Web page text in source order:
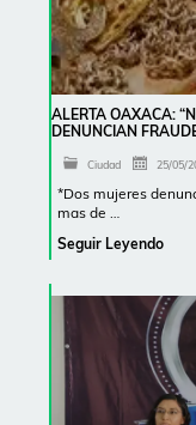
ALERTA OAXACA:
DENUNCIAN
Ciudad 25/05/
*Dos mujeres
mas de …
Seguir Leyendo